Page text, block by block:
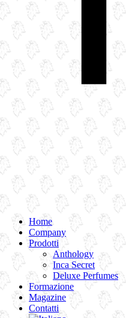
Home
Company
Prodotti
Anthology
Inca Secret
Deluxe Perfumes
Formazione
Magazine
Contatti